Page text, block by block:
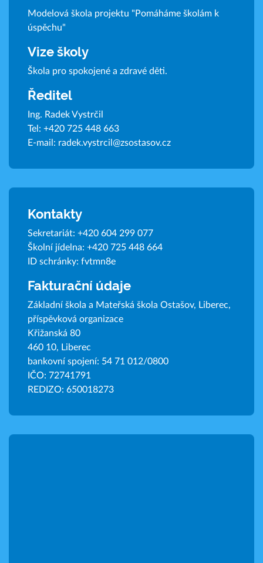
Modelová škola projektu "Pomáháme školám k
úspěchu"
Vize školy
Škola pro spokojené a zdravé děti.
Ředitel
Ing. Radek Vystrčil
Tel: +420 725 448 663
E-mail: radek.vystrcil@zsostasov.cz
Kontakty
Sekretariát: +420 604 299 077
Školní jídelna: +420 725 448 664
ID schránky: fvtmn8e
Fakturační údaje
Základní škola a Mateřská škola Ostašov, Liberec,
příspěvková organizace
Křižanská 80
460 10, Liberec
bankovní spojení: 54 71 012/0800
IČO: 72741791
REDIZO: 650018273